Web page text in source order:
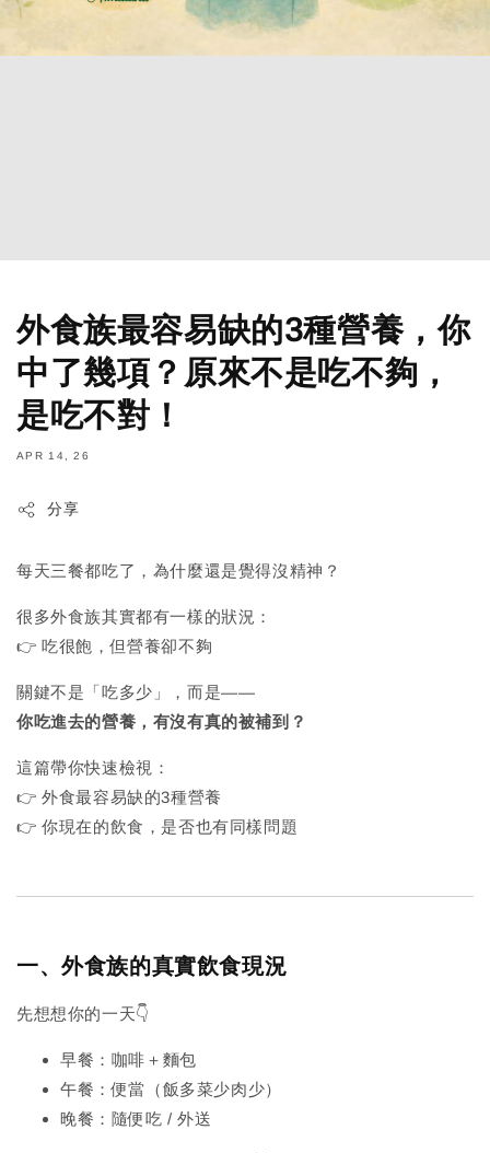
外食族最容易缺的3種營養，你
中了幾項？原來不是吃不夠，
是吃不對！
APR 14, 26
分享
每天三餐都吃了，為什麼還是覺得沒精神？
很多外食族其實都有一樣的狀況：
👉 吃很飽，但營養卻不夠
關鍵不是「吃多少」，而是——
你吃進去的營養，有沒有真的被補到？
這篇帶你快速檢視：
👉 外食最容易缺的3種營養
👉 你現在的飲食，是否也有同樣問題
一、外食族的真實飲食現況
先想想你的一天👇
早餐：咖啡＋麵包
午餐：便當（飯多菜少肉少）
晚餐：隨便吃 / 外送